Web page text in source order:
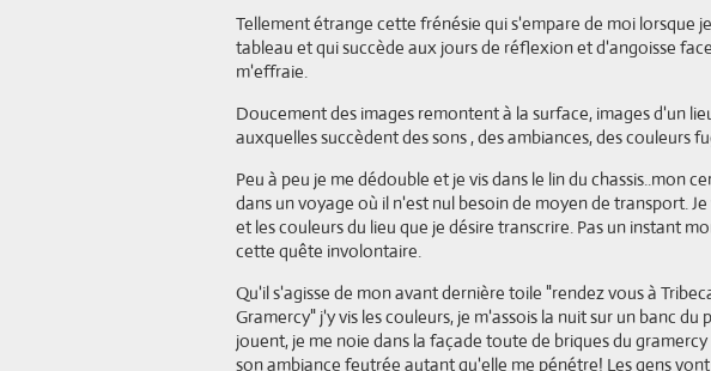
Tellement étrange cette frénésie qui s'empare de moi lorsque
tableau et qui succède aux jours de réflexion et d'angoisse
m'effraie.
Doucement des images remontent à la surface, images d'un
auxquelles succèdent des sons , des ambiances, des couleurs
Peu à peu je me dédouble et je vis dans le lin du chassis..mon
dans un voyage où il n'est nul besoin de moyen de transport.
et les couleurs du lieu que je désire transcrire. Pas un instant
cette quête involontaire.
Qu'il s'agisse de mon avant dernière toile "rendez vous à
Gramercy" j'y vis les couleurs, je m'assois la nuit sur un banc du
jouent, je me noie dans la façade toute de briques du
son ambiance feutrée autant qu'elle me pénétre! Les gens